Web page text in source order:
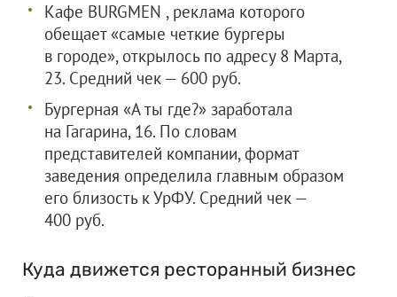
Кафе BURGMEN , реклама которого
обещает «самые четкие бургеры
в городе», открылось по адресу 8 Марта,
23. Средний чек — 600 руб.
Бургерная «А ты где?» заработала
на Гагарина, 16. По словам
представителей компании, формат
заведения определила главным образом
его близость к УрФУ. Средний чек —
400 руб.
Куда движется ресторанный бизнес